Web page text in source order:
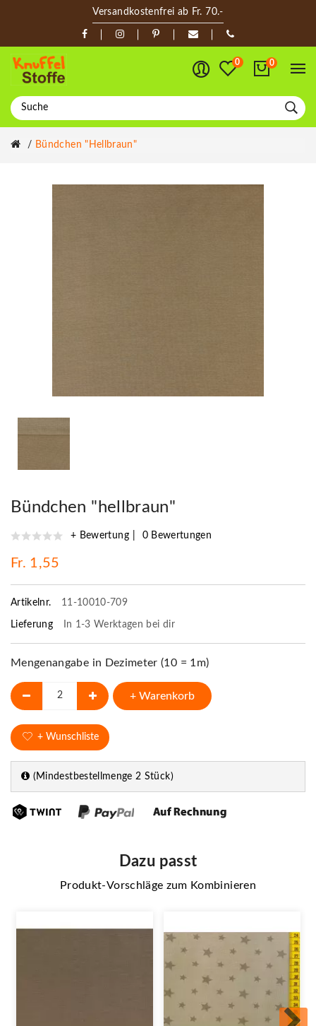
Versandkostenfrei ab Fr. 70.-
0 0
Bündchen "hellbraun"
Bündchen "hellbraun"
+ Bewertung 0 Bewertungen
Fr. 1,55
Artikelnr. 11-10010-709
Lieferung In 1-3 Werktagen bei dir
Mengenangabe in Dezimeter (10 = 1m)
+ Warenkorb
+ Wunschliste
(Mindestbestellmenge 2 Stück)
Dazu passt
Produkt-Vorschläge zum Kombinieren